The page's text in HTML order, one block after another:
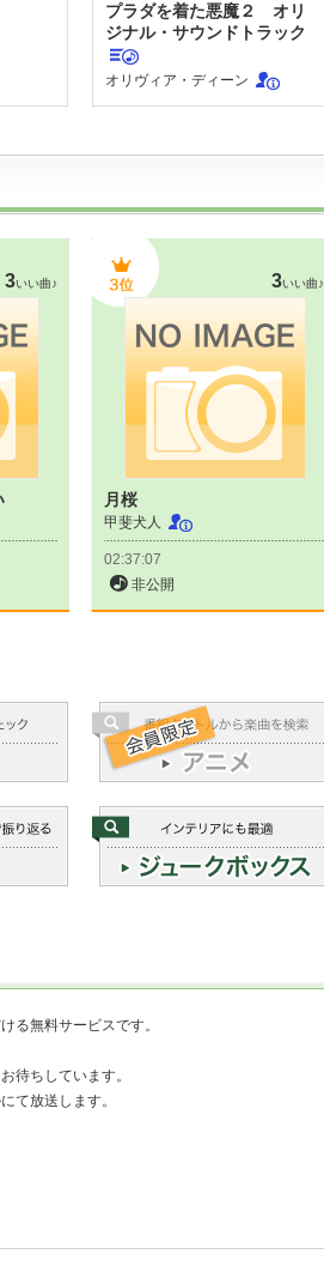
プラダを着た悪魔２ オリ
ジナル・サウンドトラック
オリヴィア・ディーン
3いい曲♪ 3いい曲♪
月桜
甲斐犬人
02:37:07
非公開
る無料サービスです。
待ちしています。
て放送します。